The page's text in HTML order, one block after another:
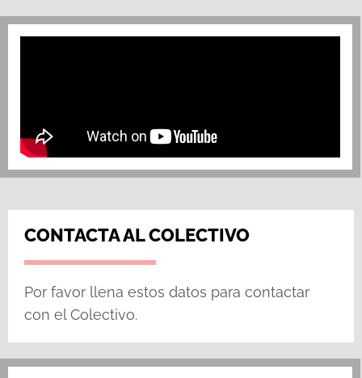
CONTACTA AL COLECTIVO
Por favor llena estos datos para contactar
con el Colectivo.